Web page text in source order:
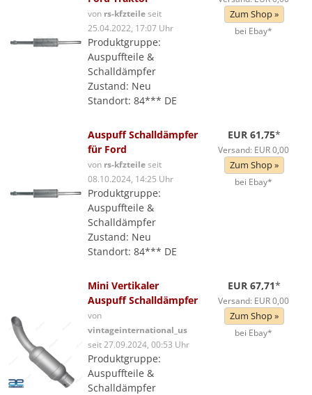
von rs-kfzteileseit
25.04.2022, 17:07 Uhr
Produktgruppe:
Auspuffteile &
Schalldämpfer
Zustand: Neu
Standort: 84*** DE
Zum Shop »
bei Ebay*
Auspuff Schalldämpfer
für Ford
von rs-kfzteileseit
08.10.2024, 14:25 Uhr
Produktgruppe:
Auspuffteile &
Schalldämpfer
Zustand: Neu
Standort: 84*** DE
EUR 61,75*
Versand: EUR 0,00
Zum Shop »
bei Ebay*
Mini Vertikaler
Auspuff Schalldämpfer
von
vintageinternational_us
seit 27.09.2024, 00:53 Uhr
Produktgruppe:
Auspuffteile &
Schalldämpfer
EUR 67,71*
Versand: EUR 0,00
Zum Shop »
bei Ebay*